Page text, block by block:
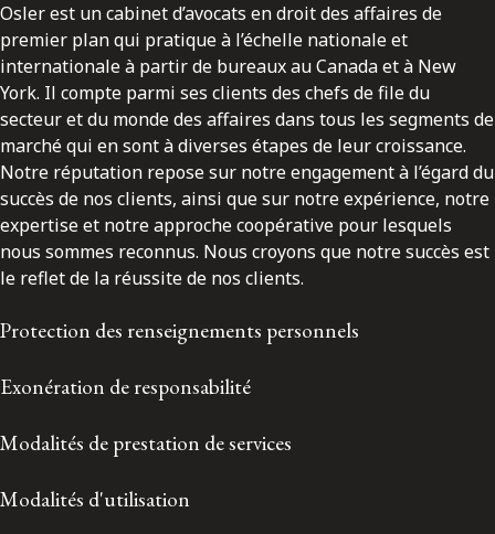
Osler est un cabinet d’avocats en droit des affaires de
premier plan qui pratique à l’échelle nationale et
internationale à partir de bureaux au Canada et à New
York. Il compte parmi ses clients des chefs de file du
secteur et du monde des affaires dans tous les segments de
marché qui en sont à diverses étapes de leur croissance.
Notre réputation repose sur notre engagement à l’égard du
succès de nos clients, ainsi que sur notre expérience, notre
expertise et notre approche coopérative pour lesquels
nous sommes reconnus. Nous croyons que notre succès est
le reflet de la réussite de nos clients.
Protection des renseignements personnels
Exonération de responsabilité
Modalités de prestation de services
Modalités d'utilisation